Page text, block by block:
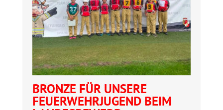
BRONZE FÜR UNSERE
FEUERWEHRJUGEND BEIM